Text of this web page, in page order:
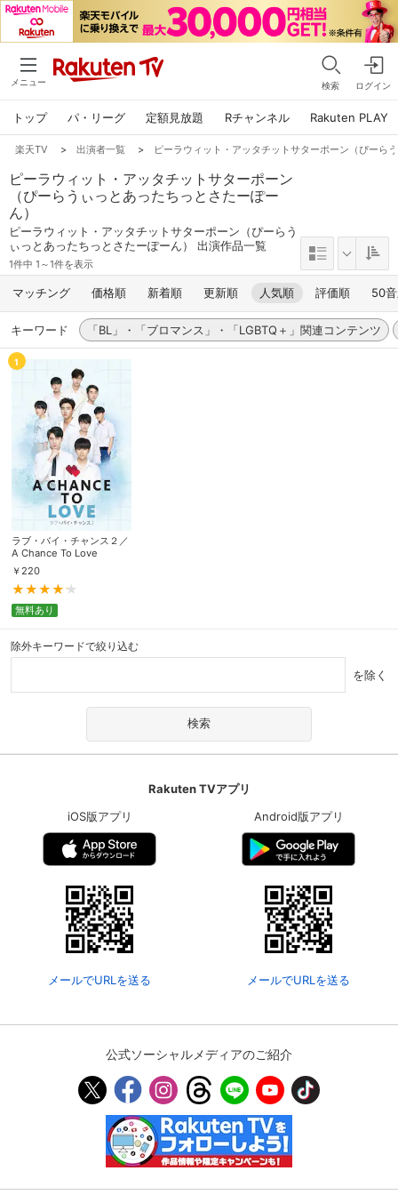
メニュー 検索 ログイン
トップ パ・リーグ 定額見放題 Rチャンネル Rakuten PLAY
楽天TV > 出演者一覧 > ピーラウィット・アッタチットサターポーン（ぴーら
ピーラウィット・アッタチットサターポーン
（ぴーらうぃっとあったちっとさたーぽー
ん）
ピーラウィット・アッタチットサターポーン（ぴーらう
ぃっとあったちっとさたーぽーん） 出演作品一覧
1件中 1～1件を表示
マッチング 価格順 新着順 更新順 人気順 評価順 50
キーワード 「BL」・「ブロマンス」・「LGBTQ＋」関連コンテンツ
1
ラブ・バイ・チャンス２／
A Chance To Love
￥ 220
無料あり
除外キーワードで絞り込む
を除く
Rakuten TVアプリ
iOS版アプリ
メールでURLを送る
Android版アプリ
メールでURLを送る
公式ソーシャルメディアのご紹介